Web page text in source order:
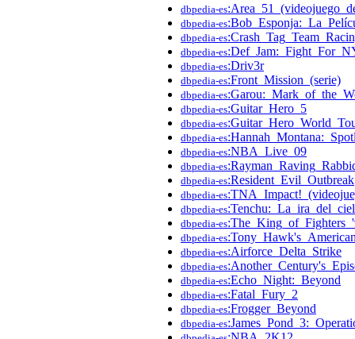
dbpedia-es
dbpedia-es
dbpedia-es
dbpedia-es
dbpedia-es:Driv3r
dbpedia-es:Front_Mission_(serie)
dbpedia-es
dbpedia-es:Guitar_Hero_5
dbpedia-es
dbpedia-es
dbpedia-es:NBA_Live_09
dbpedia-es
dbpedia-es:Resident_Evil_Outbreak
dbpedia-es
dbpedia-es
dbpedia-es
dbpedia-es
dbpedia-es:Airforce_Delta_Strike
dbpedia-es
dbpedia-es:Echo_Night:_Beyond
dbpedia-es:Fatal_Fury_2
dbpedia-es:Frogger_Beyond
dbpedia-es